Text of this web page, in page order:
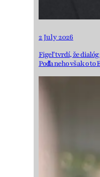
2 July 2026
Figeľ tvrdí, že
Podľa neho však o to